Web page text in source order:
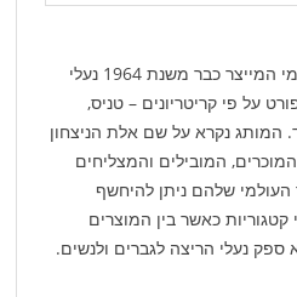
נייקי נחשבת לתאגיד בין לאומי המייצר כבר משנת 1964 נעלי
על פי קריטריונים – טניס,
המותג נקרא על שם אלת הניצחון
המובילים והמצליחים
שלהם ניתן להיחשף
כאשר בין המוצרים
נעלי הריצה לגברים ולנשים.